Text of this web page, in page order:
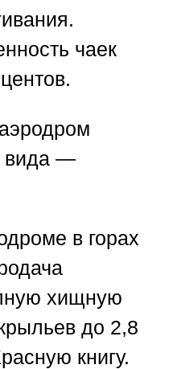
чаек
вида —
в горах
хищную
до 2,8
книгу.